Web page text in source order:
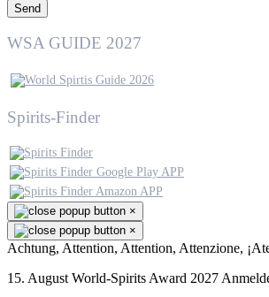
Send
WSA GUIDE 2027
Spirits-Finder
×
×
Achtung, Attention, Attention, Attenzione,
15. August World-Spirits Award 2027